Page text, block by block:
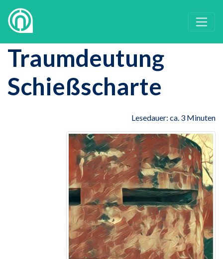
Traumdeutung
Schießscharte
Lesedauer: ca. 3 Minuten